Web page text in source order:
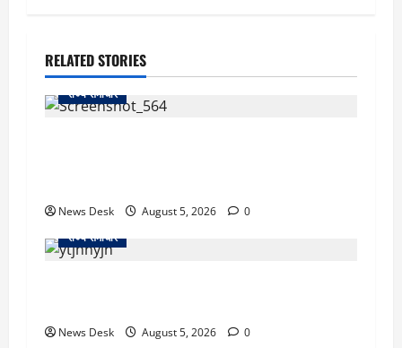
RELATED STORIES
राज्य समाचार
News Desk August 5, 2026
0
राज्य समाचार
News Desk August 5, 2026 0